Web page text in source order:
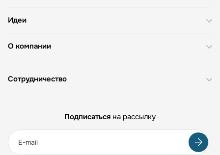
О компании
Идеи
Сотрудничество
Подписаться на рассылку